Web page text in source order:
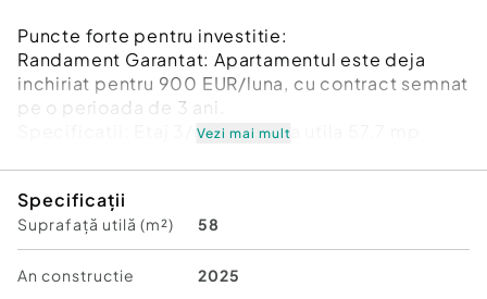
Puncte forte pentru investitie:
Randament Garantat: Apartamentul este deja
inchiriat pentru 900 EUR/luna, cu contract semnat
pe o perioada de 3 ani.
Specificatii: Etaj 3/5, suprafata utila 57.7 mp
utilata modern.
Orientare: Sud (lumina naturala optima si eficienta
termica).
Facilitati: Cafenea la parter, acces rapid catre
Vezi mai mult
Specificații
Suprafață utilă (m²) 58
An constructie 2025